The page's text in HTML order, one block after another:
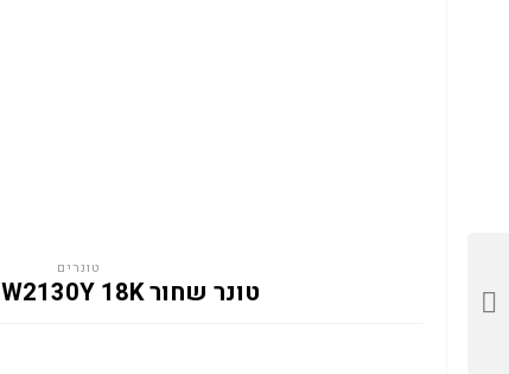
טונרים
טונר שחור HP 213Y W2130Y 18K